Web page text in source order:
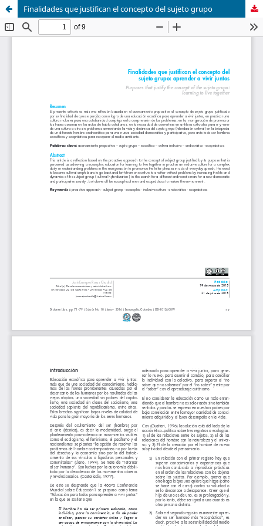
Finalidades que justifican el concepto del sujeto grupo